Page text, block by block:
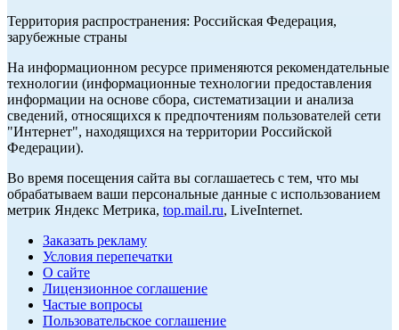
Территория распространения: Российская Федерация,
зарубежные страны
На информационном ресурсе применяются рекомендательные
технологии (информационные технологии предоставления
информации на основе сбора, систематизации и анализа
сведений, относящихся к предпочтениям пользователей сети
"Интернет", находящихся на территории Российской
Федерации).
Во время посещения сайта вы соглашаетесь с тем, что мы
обрабатываем ваши персональные данные с использованием
метрик Яндекс Метрика, top.mail.ru, LiveInternet.
Заказать рекламу
Условия перепечатки
О сайте
Лицензионное соглашение
Частые вопросы
Пользовательское соглашение